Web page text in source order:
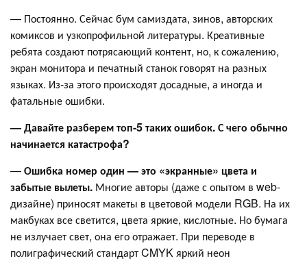
— Постоянно. Сейчас бум самиздата, зинов, авторских
комиксов и узкопрофильной литературы. Креативные
ребята создают потрясающий контент, но, к сожалению,
экран монитора и печатный станок говорят на разных
языках. Из-за этого происходят досадные, а иногда и
фатальные ошибки.
— Давайте разберем топ-5 таких ошибок. С чего обычно
начинается катастрофа?
—Ошибка номер один — это «экранные» цвета и
забытые вылеты. Многие авторы (даже с опытом в web-
дизайне) приносят макеты в цветовой модели RGB. На их
макбуках все светится, цвета яркие, кислотные. Но бумага
не излучает свет, она его отражает. При переводе в
полиграфический стандарт CMYK яркий неон